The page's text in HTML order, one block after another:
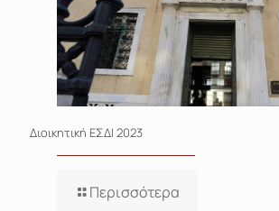
Διοικητική ΕΣΔΙ 2023
Περισσότερα